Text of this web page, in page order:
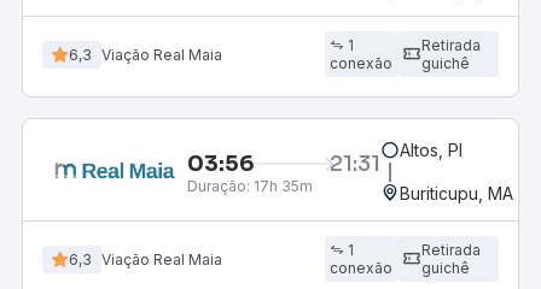
6,3 Viação Real Maia
1
conexão
Retirada
guichê
03:56 21:31
Duração: 17h 35m
Altos, PI
Buriticupu, MA
6,3 Viação Real Maia
1
conexão
Retirada
guichê